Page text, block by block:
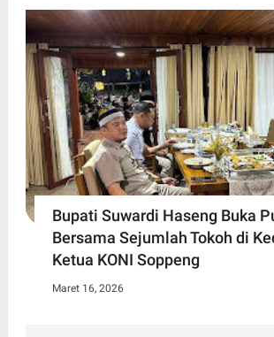
Bupati Suwardi Haseng Buka
Bersama Sejumlah Tokoh di
Ketua KONI Soppeng
Maret 16, 2026